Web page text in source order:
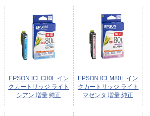
EPSON ICLC80L イン
クカートリッジ ライト
シアン 増量 純正
EPSON ICLM80L イン
クカートリッジ ライト
マゼンタ 増量 純正